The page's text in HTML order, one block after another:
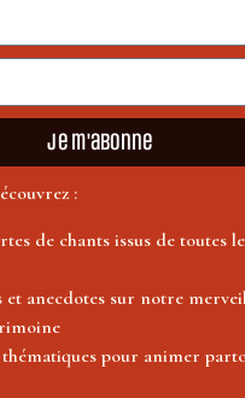
Je m'abonne
:
de chants issus de toutes
et anecdotes sur notre
thématiques pour animer